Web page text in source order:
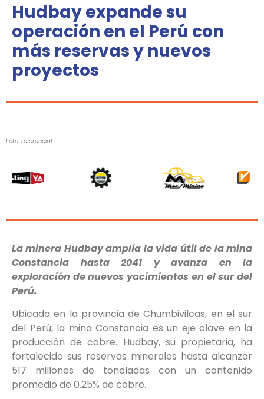
Hudbay expande su
operación en el Perú con
más reservas y nuevos
proyectos
Foto: referencial
La minera Hudbay amplía la vida útil de la mina
Constancia hasta 2041 y avanza en la
exploración de nuevos yacimientos en el sur del
Perú.
Ubicada en la provincia de Chumbivilcas, en el sur
del Perú, la mina Constancia es un eje clave en la
producción de cobre. Hudbay, su propietaria, ha
fortalecido sus reservas minerales hasta alcanzar
517 millones de toneladas con un contenido
promedio de 0.25% de cobre.